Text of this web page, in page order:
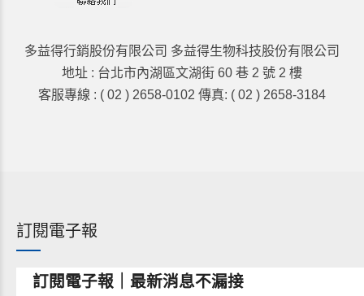
多益得行銷股份有限公司 多益得生物科技股份有限公司
地址 : 台北市內湖區文湖街 60 巷 2 號 2 樓
客服專線 : ( 02 ) 2658-0102 傳真: ( 02 ) 2658-3184
訂閱電子報
訂閱電子報｜最新消息不漏接